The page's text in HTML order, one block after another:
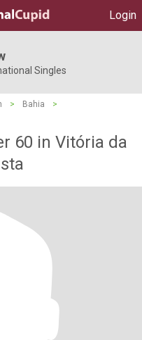
Login
Singles
> Bahia
>
60 in Vitória da